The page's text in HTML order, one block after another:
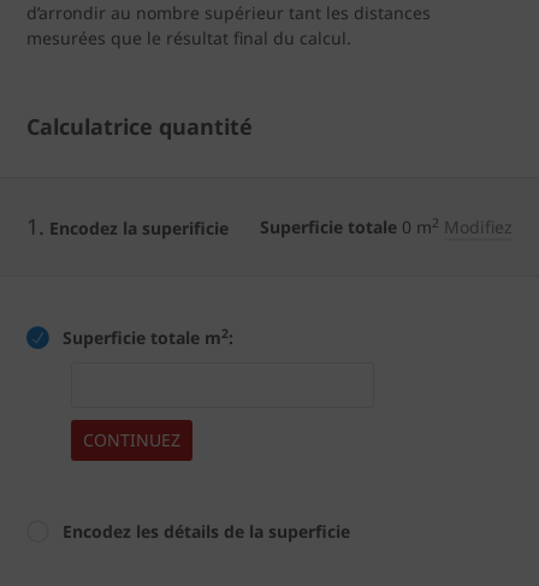
d’arrondir au nombre supérieur tant les distances
mesurées que le résultat final du calcul.
Calculatrice quantité
1. Encodez la superificie Superficie totale 0 m2 Modifiez
Superficie totale m2:
CONTINUEZ
Encodez les détails de la superficie